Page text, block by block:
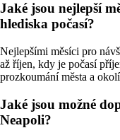
Jaké jsou nejlepší
hlediska počasí?
Nejlepšími měsíci pro
až říjen, kdy je počasí
prozkoumání města a
Jaké jsou možné
Neapoli?